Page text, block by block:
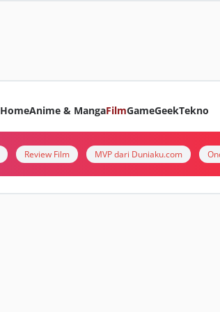
HomeAnime & MangaFilmGameGeekTekno
Review Film MVP dari Duniaku.com